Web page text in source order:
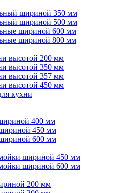
шириной 350 мм
шириной 500 мм
шириной 600 мм
шириной 800 мм
высотой 200 мм
высотой 350 мм
высотой 357 мм
высотой 450 мм
кухни
400 мм
450 мм
600 мм
шириной 450 мм
шириной 600 мм
200 мм